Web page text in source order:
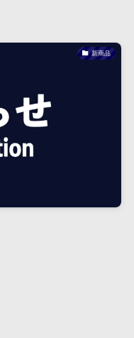
新商品